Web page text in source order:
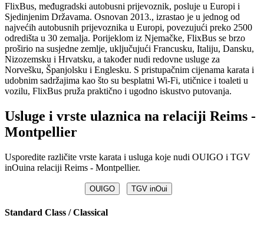
FlixBus, međugradski autobusni prijevoznik, posluje u Europi i
Sjedinjenim Državama. Osnovan 2013., izrastao je u jednog od
najvećih autobusnih prijevoznika u Europi, povezujući preko 2500
odredišta u 30 zemalja. Porijeklom iz Njemačke, FlixBus se brzo
proširio na susjedne zemlje, uključujući Francusku, Italiju, Dansku,
Nizozemsku i Hrvatsku, a također nudi redovne usluge za
Norvešku, Španjolsku i Englesku. S pristupačnim cijenama karata i
udobnim sadržajima kao što su besplatni Wi-Fi, utičnice i toaleti u
vozilu, FlixBus pruža praktično i ugodno iskustvo putovanja.
Usluge i vrste ulaznica na relaciji Reims -
Montpellier
Usporedite različite vrste karata i usluga koje nudi OUIGO i TGV
inOuina relaciji Reims - Montpellier.
OUIGO TGV inOui
Standard Class / Classical